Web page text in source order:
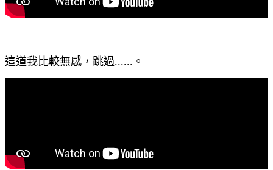
這道我比較無感，跳過......。